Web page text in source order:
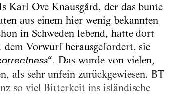
Karl Ove Knausgård, der das bunte
aus einem hier wenig bekannten
in Schweden lebend, hatte dort
Vorwurf herausgefordert, sie
“. Das wurde von vielen,
als sehr unfein zurückgewiesen. BT
so viel Bitterkeit ins isländische